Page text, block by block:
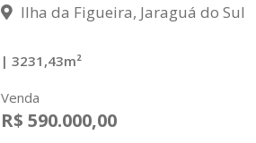
Ilha da Figueira, Jaraguá do Sul
| 3231,43m²
Venda
R$ 590.000,00